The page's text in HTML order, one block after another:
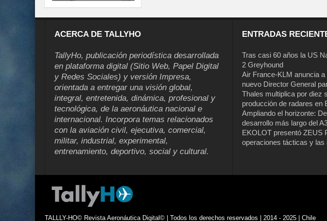
ACERCA DE TALLYHO
TallyHo, publicación periodística desarrollada
en plataforma digital (Sitio Web, Papel Digital
y Redes Sociales) y versión Impresa,
orientada a entregar una visión global,
integral, entretenida, dinámica, profesional y
tecnológica, de la aeronáutica nacional e
internacional. Incorpora temas relacionados
con la aviación civil, ejecutiva, comercial,
militar, industrial, experimental,
entrenamiento, deportivo, social y cultural.
ENTRADAS
Tras casi 60 años la US
2 Greyhound
Air France-KLM anuncia
nuevo Director General
Thales multiplica por diez
producción de radares en
Ampliando el horizonte:
desarrollo más largo del
EKOLOT presentó ZEUS
operaciones tácticas y
TALLLY-HO© Revista Aeronáutica Digital© | Todos los derechos reservados | 2014 - 2025 | Chile